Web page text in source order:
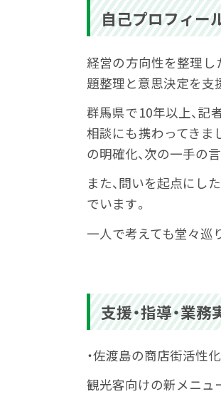
自己プロフィー
経営の方向性を整理し
題整理と意思決定を支
群馬県で10年以上、記
相談にも携わってきま
の明確化、次の一手の
また、問いを起点にし
でいます。
一人で考えても堂々巡
支援・指導・業務
・佐渡島の商店街活
観光客向けの新メニュ